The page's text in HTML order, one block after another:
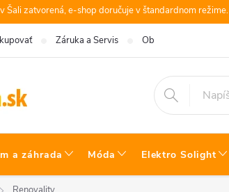
Šali zatvorená, e-shop doručuje v štandardnom režime.
Záruka a Servis Obchodné podmienky
a záhrada Móda Elektro Solight